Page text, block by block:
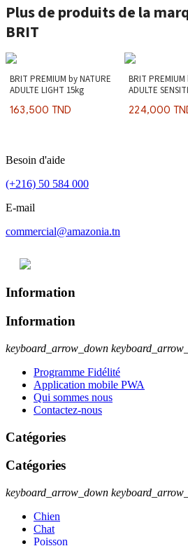
Plus de produits de la
BRIT
BRIT PREMIUM by NATURE
ADULTE LIGHT 15kg
163,500 TND
BRIT PREMIUM
ADULTE
224,000
Besoin d'aide
(+216) 50 584 000
E-mail
commercial@amazonia.tn
Information
Information
keyboard_arrow_down
Programme Fidélité
Application mobile PWA
Qui sommes nous
Contactez-nous
Catégories
Catégories
keyboard_arrow_down
Chien
Chat
Poisson